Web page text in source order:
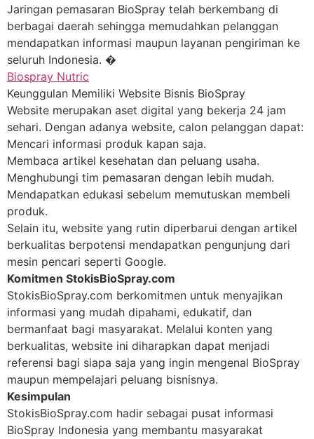
Jaringan pemasaran BioSpray telah berkembang di
berbagai daerah sehingga memudahkan pelanggan
mendapatkan informasi maupun layanan pengiriman ke
seluruh Indonesia. �
Biospray Nutric
Keunggulan Memiliki Website Bisnis BioSpray
Website merupakan aset digital yang bekerja 24 jam
sehari. Dengan adanya website, calon pelanggan dapat:
Mencari informasi produk kapan saja.
Membaca artikel kesehatan dan peluang usaha.
Menghubungi tim pemasaran dengan lebih mudah.
Mendapatkan edukasi sebelum memutuskan membeli
produk.
Selain itu, website yang rutin diperbarui dengan artikel
berkualitas berpotensi mendapatkan pengunjung dari
mesin pencari seperti Google.
Komitmen StokisBioSpray.com
StokisBioSpray.com berkomitmen untuk menyajikan
informasi yang mudah dipahami, edukatif, dan
bermanfaat bagi masyarakat. Melalui konten yang
berkualitas, website ini diharapkan dapat menjadi
referensi bagi siapa saja yang ingin mengenal BioSpray
maupun mempelajari peluang bisnisnya.
Kesimpulan
StokisBioSpray.com hadir sebagai pusat informasi
BioSpray Indonesia yang membantu masyarakat